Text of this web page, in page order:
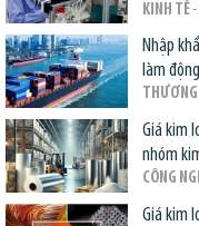
KINH TẾ-
Nhập
làm
Giá kim
nhóm
CÔNG
Giá kim